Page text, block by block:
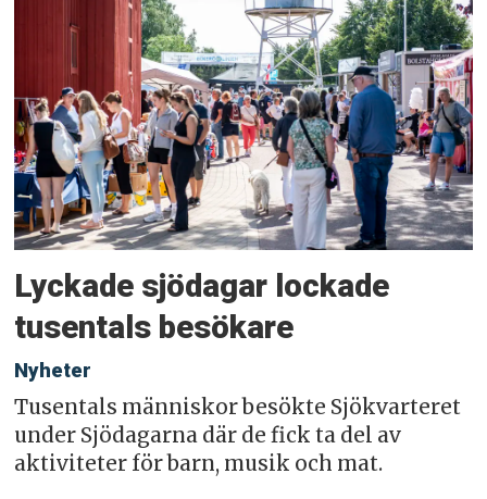
Lyckade sjödagar lockade
tusentals besökare
Nyheter
Tusentals människor besökte Sjökvarteret
under Sjödagarna där de fick ta del av
aktiviteter för barn, musik och mat.